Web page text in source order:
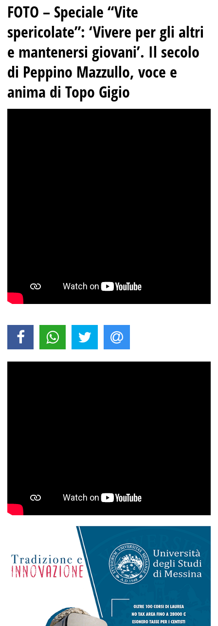
FOTO – Speciale “Vite
spericolate”: ‘Vivere per gli altri
e mantenersi giovani’. Il secolo
di Peppino Mazzullo, voce e
anima di Topo Gigio